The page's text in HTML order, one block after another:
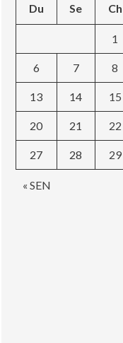
Du Se Ch
« SEN
1
6 7 8
13 14 15
20 21 22
27 28 29